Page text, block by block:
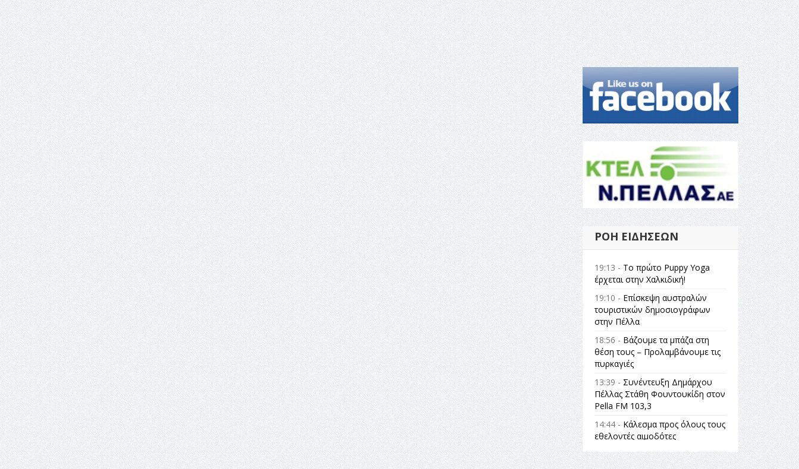
ΡΟΉ ΕΙΔΉΣΕΩΝ
19:13 - Το πρώτο Puppy Yoga
έρχεται στην Χαλκιδική!
19:10 - Επίσκεψη αυστραλών
τουριστικών δημοσιογράφων
στην Πέλλα
18:56 - Βάζουμε τα μπάζα στη
θέση τους – Προλαμβάνουμε τις
πυρκαγιές
13:39 - Συνέντευξη Δημάρχου
Πέλλας Στάθη Φουντουκίδη στον
Pella FM 103,3
14:44 - Κάλεσμα προς όλους τους
εθελοντές αιμοδότες
14:23 -Όλη η Ελλάδα ένας
πολιτισμός Μουσική